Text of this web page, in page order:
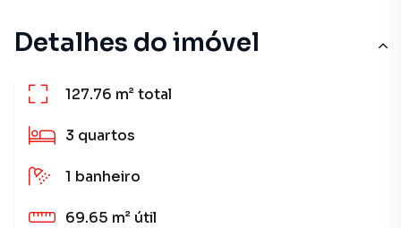
Detalhes do imóvel
127.76 m²total
3 quartos
1 banheiro
69.65 m² útil